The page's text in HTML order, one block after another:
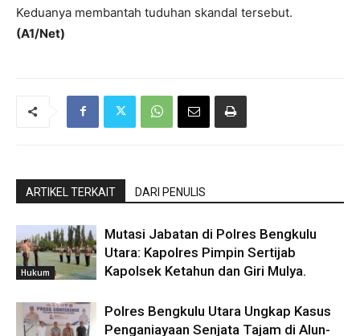
Keduanya membantah tuduhan skandal tersebut.
(A1/Net)
ARTIKEL TERKAIT DARI PENULIS
Hukum
Mutasi Jabatan di Polres Bengkulu
Utara: Kapolres Pimpin Sertijab
Kapolsek Ketahun dan Giri Mulya.
Polres Bengkulu Utara Ungkap Kasus
Penganiayaan Senjata Tajam di Alun-